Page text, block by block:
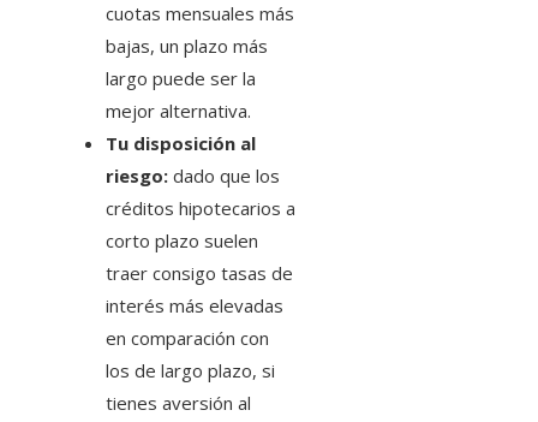
cuotas mensuales más
bajas, un plazo más
largo puede ser la
mejor alternativa.
Tu disposición al
riesgo: dado que los
créditos hipotecarios a
corto plazo suelen
traer consigo tasas de
interés más elevadas
en comparación con
los de largo plazo, si
tienes aversión al